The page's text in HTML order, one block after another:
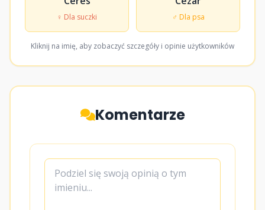
♀ Dla suczki ♂ Dla psa
Kliknij na imię, aby zobaczyć szczegóły i opinie użytkowników
Komentarze